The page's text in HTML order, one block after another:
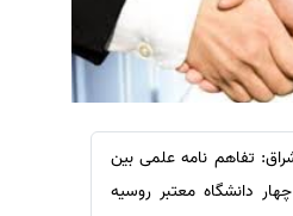
تفاهم نامه علمی بین
دانشگاه معتبر روسیه